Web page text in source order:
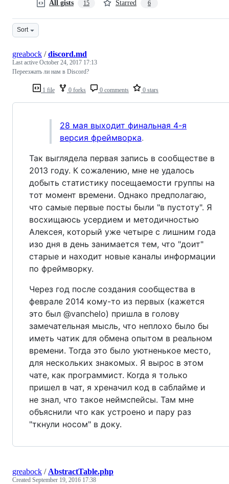
All gists 15 Starred 6
Sort
1 file 0 forks 0 comments 0 stars
greabock /discord.md
Last active October 24, 2017 17:13
Переезжать ли нам в Discord?
28 мая выходит финальная 4-я
версия фреймворка.
Так выглядела первая запись в сообществе в
2013 году. К сожалению, мне не удалось
добыть статистику посещаемости группы на
тот момент времени. Однако предполагаю,
что самые первые посты были "в пустоту". Я
восхищаюсь усердием и методичностью
Алексея, который уже четыре с лишним года
изо дня в день занимается тем, что "доит"
старые и находит новые каналы информации
по фреймворку.
Через год после создания сообщества в
феврале 2014 кому-то из первых (кажется
это был @vanchelo) пришла в голову
замечательная мысль, что неплохо было бы
иметь чатик для обмена опытом в реальном
времени. Тогда это было уютненькое место,
для нескольких знакомых. Я вырос в этом
чате, как программист. Когда я только
пришел в чат, я хреначил код в саблайме и
не знал, что такое неймспейсы. Там мне
объяснили что как устроено и пару раз
"ткнули носом" в доку.
greabock / AbstractTable.php
Created September 19, 2016 17:38